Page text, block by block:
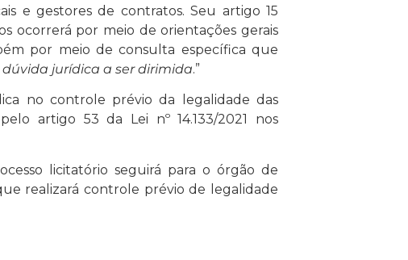
e gestores de contratos. Seu artigo 15
ocorrerá por meio de orientações gerais
por meio de consulta específica que
jurídica a ser dirimida.”
no controle prévio da legalidade das
artigo 53 da Lei nº 14.133/2021 nos
licitatório seguirá para o órgão de
realizará controle prévio de legalidade